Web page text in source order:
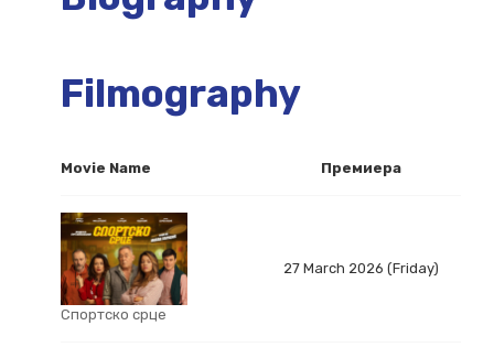
Filmography
Movie Name Премиера
Спортско срце
27 March 2026 (Friday)